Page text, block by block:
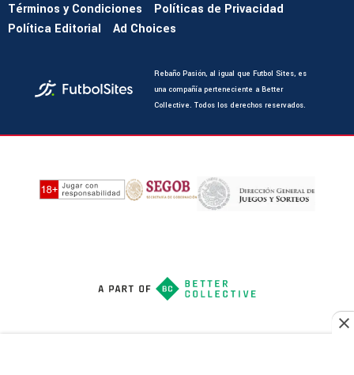
Términos y Condiciones
Políticas de Privacidad
Política Editorial
Ad Choices
Rebaño Pasión, al igual que Futbol Sites, es
una compañía perteneciente a Better
Collective. Todos los derechos reservados.